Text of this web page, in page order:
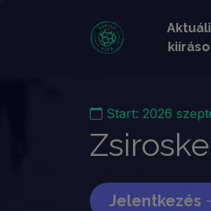
Start: 2026
Jelentkezés